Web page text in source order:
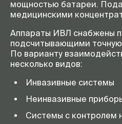
мощностью батареи.
медицинскими
Аппараты ИВЛ снабжены
подсчитывающими
По варианту
несколько видов:
Инвазивные системы
Неинвазивные
Системы с контролем